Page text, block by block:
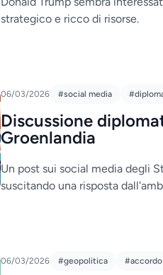
strategico e ricco di risorse.
06/03/2026 #social media
Discussione
Groenlandia
Un post sui social media degli
suscitando una risposta
06/03/2026 #geopolitica #accordo